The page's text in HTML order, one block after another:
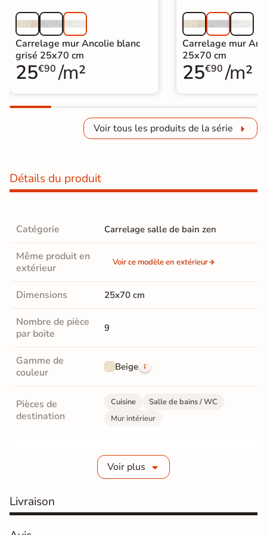
Carrelage mur Ancolie blanc
grisé 25x70 cm
25€90 /m²
Carrelage mur
25x70 cm
25€90 /m²
Voir tous les produits de la série
Détails du produit
Catégorie Carrelage salle de bain zen
Même produit en
extérieur
Voir ce modèle en extérieur
Dimensions 25x70 cm
Nombre de pièce
par boite
9
Gamme de
couleur
Beige
Pièces de
destination
Cuisine
Salle de bains / WC
Mur intérieur
8 mm
Bords
Finition
Voir plus
Livraison